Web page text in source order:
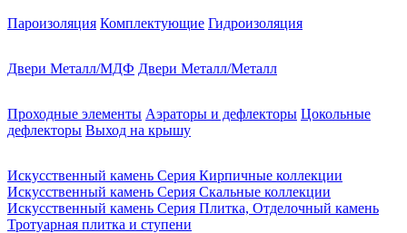
Пароизоляция Комплектующие Гидроизоляция
Двери Металл/МДФ Двери Металл/Металл
Проходные элементы Аэраторы и дефлекторы Цокольные
дефлекторы Выход на крышу
Искусственный камень Серия Кирпичные коллекции
Искусственный камень Серия Скальные коллекции
Искусственный камень Серия Плитка, Отделочный камень
Тротуарная плитка и ступени